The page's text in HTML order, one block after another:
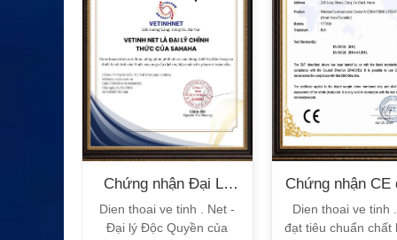
Chứng nhận Đại Lý
Sahaha
Dien thoai ve tinh . Net -
Đại lý Độc Quyền của
Chứng nhận CE
tế
Dien thoai ve tinh
đạt tiêu chuẩn chất